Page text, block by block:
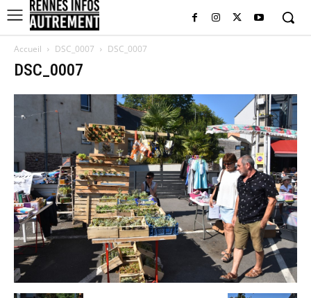
Accueil DSC_0007 DSC_0007
DSC_0007